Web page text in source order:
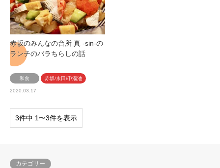
赤坂のみんなの台所 真 -sin-の
ランチのバラちらしの話
和食 赤坂/永田町/溜池
2020.03.17
3件中 1〜3件を表示
カテゴリー